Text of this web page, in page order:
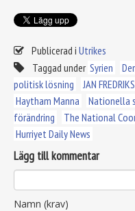
Publicerad i Utrikes
Taggad under Syrien
politisk lösning
JAN
Haytham Manna
Nationella
förändring
The National
Hurriyet Daily News
Lägg till kommentar
Namn (krav)